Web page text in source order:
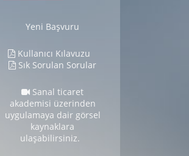
Yeni Başvuru
Kullanıcı Kılavuzu
Sık Sorulan Sorular
Sanal ticaret
akademisi üzerinden
uygulamaya dair görsel
kaynaklara
ulaşabilirsiniz.